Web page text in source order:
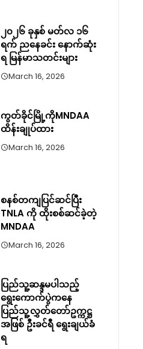
၂၀၂၆ ခုနှစ် မတ်လ ၁၆
ရက် ညနေခင်း နောက်ဆုံး
ရ မြန်မာသတင်းများ
March 16, 2026
ကွတ်ခိုင်မြို့ကိုMNDAA
ထိန်းချုပ်ထား
March 16, 2026
စနစ်တကျပြင်ဆင်ပြီး
TNLA ကို ထိုးစစ်ဆင်ခဲ့တဲ့
MNDAA
March 16, 2026
ပြည်သူ့ဆန္ဒမပါသည့်
ရွေးကောက်ပွဲကနေ
ပြည်သူ့လွှတ်တော်ဥက္ကဋ္ဌ
အဖြစ် ဦးခင်ရီ ရွေးချယ်ခံ
ရ